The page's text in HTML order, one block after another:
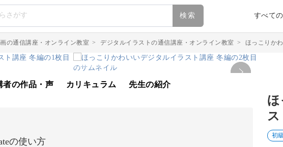
検索 すべて
の通信講座・オンライン教室 > デジタルイラストの通信講座・オンライン教室 > ほっこりか
ほ
ス
初級
者の作品・声 カリキュラム 先生の紹介
の使い方